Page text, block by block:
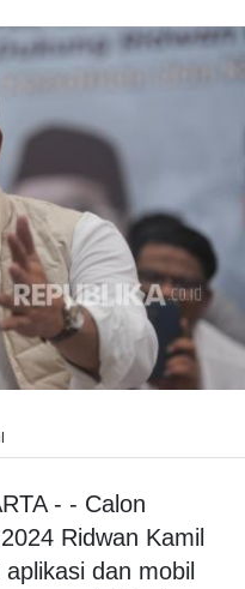
- - Calon
Ridwan Kamil
dan mobil